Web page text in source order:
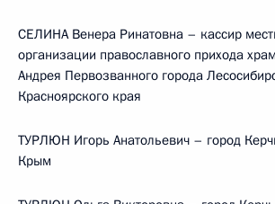
СЕЛИНА Венера Ринатовна – кассир
организации православного прихода
Андрея Первозванного города
Красноярского края
ТУРЛЮН Игорь Анатольевич – город
Крым